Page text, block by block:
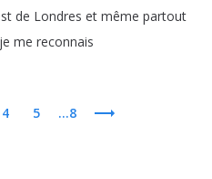
de Londres et même partout
je me reconnais
4 5 ...8